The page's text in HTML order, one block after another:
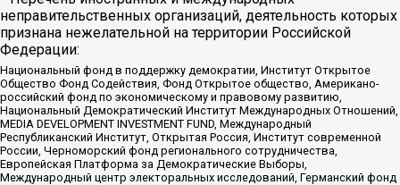
неправительственных организаций, деятельность которых
признана нежелательной на территории Российской
Федерации:
Национальный фонд в поддержку демократии, Институт Открытое
Общество Фонд Содействия, Фонд Открытое общество, Американо-
российский фонд по экономическому и правовому развитию,
Национальный Демократический Институт Международных Отношений,
MEDIA DEVELOPMENT INVESTMENT FUND, Международный
Республиканский Институт, Открытая Россия, Институт современной
России, Черноморский фонд регионального сотрудничества,
Европейская Платформа за Демократические Выборы,
Международный центр электоральных исследований, Германский фонд